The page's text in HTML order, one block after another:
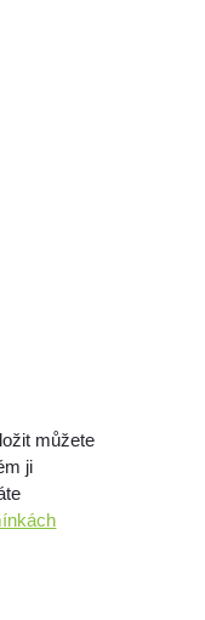
můžete
ji